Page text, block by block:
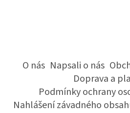
O nás Napsali o nás
Doprava a
Podmínky ochrany
Nahlášení závadného